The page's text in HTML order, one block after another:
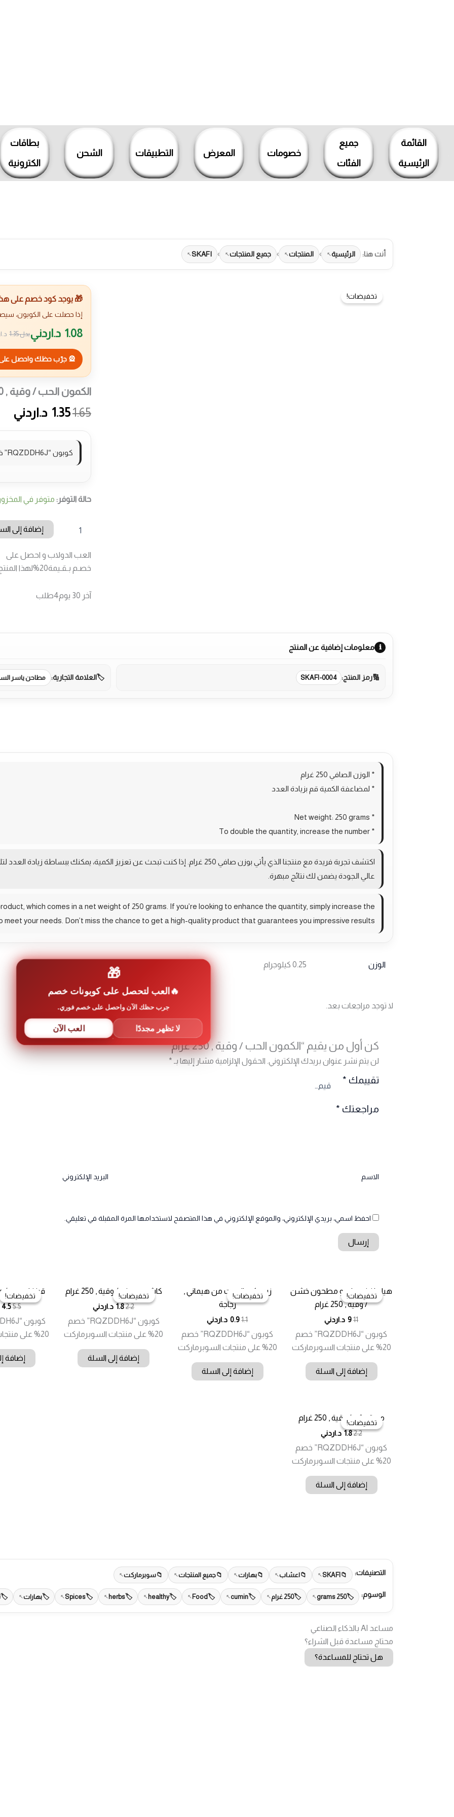
القائمة
الرئيسية
جميع
الفئات
خصومات المعرض التطبيقات الشحن
بطاقات
الكترونية
المحتوى
أنت هنا: الرئيسية › المنتجات › جميع المنتجات ›
SKAFI
تخفيضات! 🎁 يوجد كود خصم على هذا
إذا حصلت على الكوبون،
1.08 د.اردنيبدل1.35
🎡 جرّب حظك واحصل على
الكمون الحب / وقية , 250 غرام
1.65
1.35 د.اردني
كوبون “RQZDDH6J” خصم 20% على منتجات السوبرماركت
حالة التوفر: متوفر في
الكمون
وقية
غرام
إضافة إلى
العب الدولاب و احصل على
خصـم بـقـيمة20% لهذا المنتج
آخر 30 يوم 4طلب
معلومات إضافية عن المنتج
رمز المنتج: SKAFI-0004 العلامة التجارية: مطاحن ياسر
* الوزن الصافي 250 غرام
* لمضاعفة الكمية قم بزيادة العدد
* Net weight: 250 grams
* To double the quantity, increase the number
اكتشف تجربة فريدة مع منتجنا الذي يأتي بوزن صافي 250 غرام. إذا كنت تبحث عن تعزيز الكمية،
عالي الجودة يضمن لك نتائج مبهرة.
which comes in a net weight of 250 grams. If you’re looking to enhance the quantity, simply increase the
meet your needs. Don’t miss the chance to get a high-quality product that guarantees you impressive results.
الوزن 0.25 كيلوجرام
لا توجد مراجعات بعد.
كن أول من يقيم “الكمون الحب / وقية , 250 غرام”
لن يتم نشر عنوان بريدك الإلكتروني. الحقول الإلزامية مشار إليها بـ *
تقييمك *
مراجعتك *
الاسم البريد الإلكتروني
احفظ اسمي، بريدي الإلكتروني، والموقع الإلكتروني في هذا المتصفح لاستخدامها المرة المقبلة في تعليقي.
تخفيضات!
تخفيضات!
هيل اخضر جامبو مطحون خشن
/ وقية , 250 غرام
11
9 د.اردني
كوبون “RQZDDH6J” خصم
20% على منتجات السوبرماركت
إضافة إلى السلة
تخفيضات!
تخفيضات!
زيت كبد الحوت من هيماني ,
زجاجة
1.1
0.9 د.اردني
كوبون “RQZDDH6J” خصم
20% على منتجات السوبرماركت
إضافة إلى السلة
تخفيضات!
تخفيضات!
كاشو حب ني / وقية , 250 غرام
2.2
1.8 د.اردني
كوبون “RQZDDH6J” خصم
20% على منتجات السوبرماركت
إضافة إلى السلة
تخفيضات!
تخفيضات!
قرنفل عود / وقية ,
5.5
4.5
20% على منتجات السوبرماركت
إضافة
تخفيضات!
تخفيضات!
مردقوش / وقية , 250 غرام
2.2
1.8 د.اردني
كوبون “RQZDDH6J” خصم
20% على منتجات السوبرماركت
إضافة إلى السلة
التصنيفات: SKAFI اعشاب بهارات جميع المنتجات سوبرماركت
الوسوم: 250 grams 250 غرام cumin
Food
healthy
herbs
Spices بهارات
مساعد AI بالذكاء الصناعي
محتاج مساعدة قبل الشراء؟
هل تحتاج للمساعدة؟
🎁
العب لتحصل على كوبونات خصم
جرب حظك الآن واحصل على خصم فوري.
لا تظهر مجددًا العب الآن